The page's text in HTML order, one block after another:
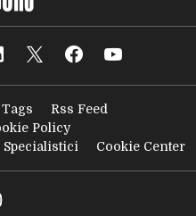
Tags
Rss Feed
Policy
Cookie Center